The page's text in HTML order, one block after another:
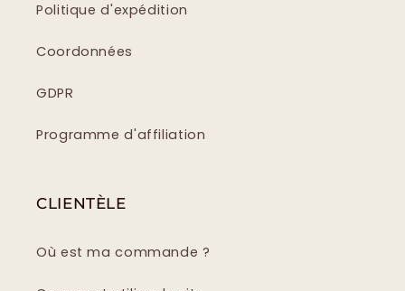
Politique d'expédition
Coordonnées
GDPR
Programme d'affiliation
CLIENTÈLE
Où est ma commande ?